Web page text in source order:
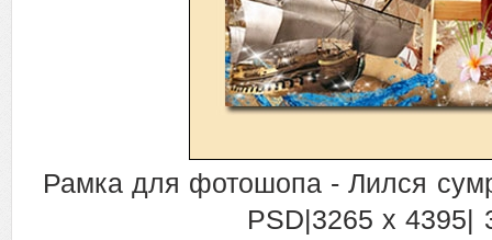
Рамка для фотошопа - Лился
PSD |3265x 4395|